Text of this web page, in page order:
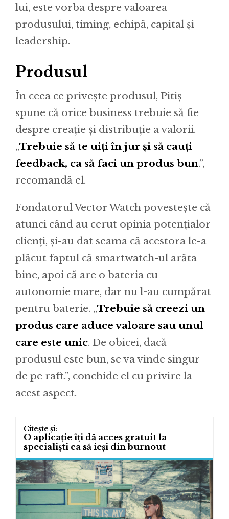
lui, este vorba despre valoarea
produsului, timing, echipă, capital și
leadership.
Produsul
În ceea ce privește produsul, Pitiș
spune că orice business trebuie să fie
despre creație și distribuție a valorii.
„Trebuie să te uiți în jur și să cauți
feedback, ca să faci un produs bun.”,
recomandă el.
Fondatorul Vector Watch povestește că
atunci când au cerut opinia potențialor
clienți, și-au dat seama că acestora le-a
plăcut faptul că smartwatch-ul arăta
bine, apoi că are o bateria cu
autonomie mare, dar nu l-au cumpărat
pentru baterie. „Trebuie să creezi un
produs care aduce valoare sau unul
care este unic. De obicei, dacă
produsul este bun, se va vinde singur
de pe raft.”, conchide el cu privire la
acest aspect.
O aplicație îți dă acces gratuit la
specialiști ca să ieși din burnout